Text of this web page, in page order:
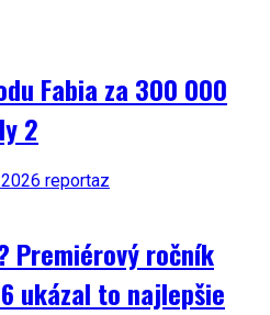
Fabia za 300 000
2
Premiérový ročník
ukázal to najlepšie